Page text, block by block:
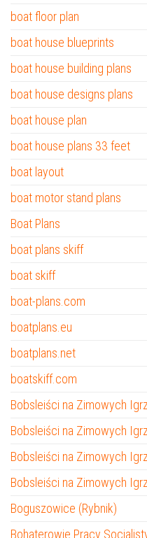
boat floor plan
boat house blueprints
boat house building plans
boat house designs plans
boat house plan
boat house plans 33 feet
boat layout
boat motor stand plans
Boat Plans
boat plans skiff
boat skiff
boat-plans.com
boatplans.eu
boatplans.net
boatskiff.com
Bobsleiści na Zimowych
Bobsleiści na Zimowych
Bobsleiści na Zimowych
Bobsleiści na Zimowych
Boguszowice (Rybnik)
Bohaterowie Pracy